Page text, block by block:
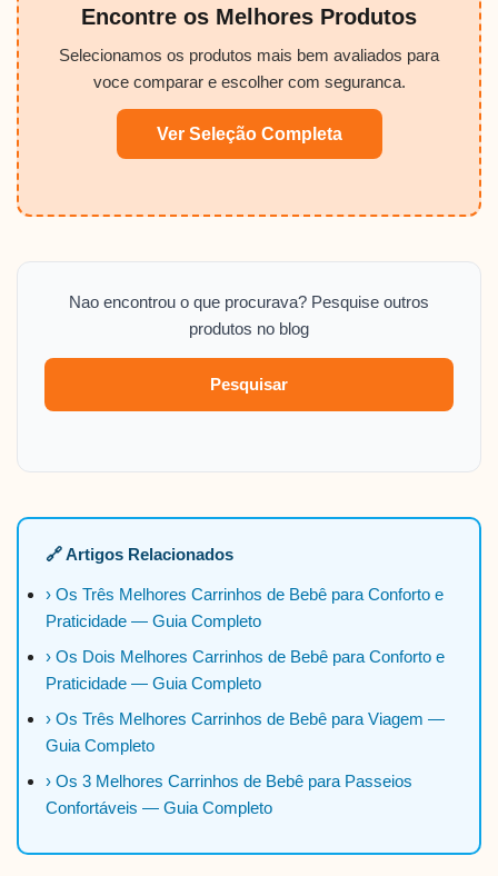
Encontre os Melhores Produtos
Selecionamos os produtos mais bem avaliados para
voce comparar e escolher com seguranca.
Ver Seleção Completa
Nao encontrou o que procurava? Pesquise outros
produtos no blog
Pesquisar
🔗 Artigos Relacionados
› Os Três Melhores Carrinhos de Bebê para Conforto e
Praticidade — Guia Completo
› Os Dois Melhores Carrinhos de Bebê para Conforto e
Praticidade — Guia Completo
› Os Três Melhores Carrinhos de Bebê para Viagem —
Guia Completo
› Os 3 Melhores Carrinhos de Bebê para Passeios
Confortáveis — Guia Completo